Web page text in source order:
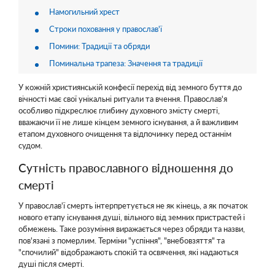
Намогильний хрест
Строки поховання у православ'ї
Помини: Традиції та обряди
Поминальна трапеза: Значення та традиції
У кожній християнській конфесії перехід від земного буття до
вічності має свої унікальні ритуали та вчення. Православ'я
особливо підкреслює глибину духовного змісту смерті,
вважаючи її не лише кінцем земного існування, а й важливим
етапом духовного очищення та відпочинку перед останнім
судом.
Сутність православного відношення до
смерті
У православ'ї смерть інтерпретується не як кінець, а як початок
нового етапу існування душі, вільного від земних пристрастей і
обмежень. Таке розуміння виражається через обряди та назви,
пов'язані з померлим. Терміни "успіння", "внебовзяття" та
"спочилий" відображають спокій та освячення, які надаються
душі після смерті.